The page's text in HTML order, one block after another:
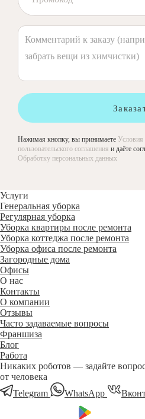
Нажимая кнопку, вы принимаете Условия
пользовательского соглашения и даёте
Обработку персональных данных
Услуги
Генеральная уборка
Регулярная уборка
Уборка квартиры после ремонта
Уборка коттеджа после ремонта
Уборка офиса после ремонта
Загородные дома
Офисы
О нас
Контакты
О компании
Отзывы
Часто задаваемые вопросы
Франшиза
Блог
Работа
Никаких роботов — задайте
от человека
Telegram
WhatsApp